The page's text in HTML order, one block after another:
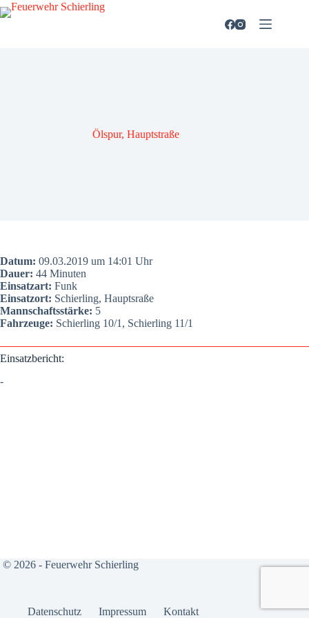
Zum
Inhalt
Ölspur, Haupt­stra­ße
Datum: 09.03.2019 um 14:01 Uhr
Dau­er: 44 Minu­ten
Ein­satz­art: Funk
Ein­satz­ort: Schier­ling, Haupts­ra­ße
Mann­schafts­stär­ke: 5
Fahr­zeu­ge: Schier­ling 10/1, Schier­ling 11/1
Ein­satz­be­richt:
-
© 2026 - Feuerwehr Schierling
Daten­schutz Impres­sum Kon­takt